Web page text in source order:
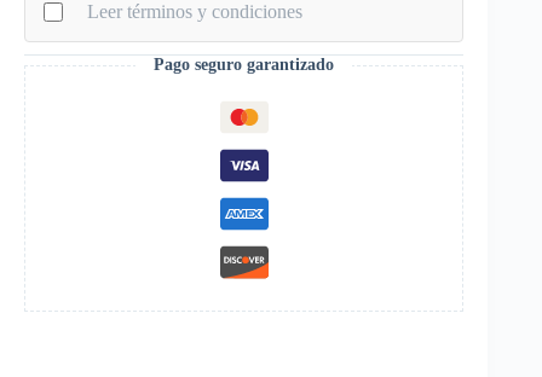
Blanco
Leer términos y condiciones
Pago seguro garantizado